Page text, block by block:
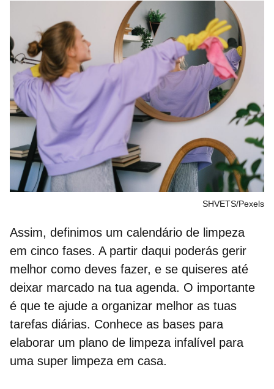
SHVETS/Pexels
Assim, definimos um calendário de limpeza
em cinco fases. A partir daqui poderás gerir
melhor como deves fazer, e se quiseres até
deixar marcado na tua agenda. O importante
é que te ajude a organizar melhor as tuas
tarefas diárias. Conhece as bases para
elaborar um plano de limpeza infalível para
uma super limpeza em casa.